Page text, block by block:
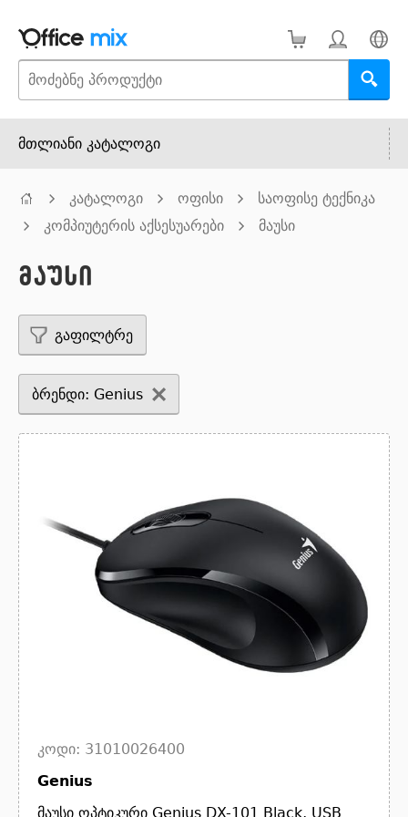
მთლიანი კატალოგი
კატალოგი ოფისი
საოფისე ტექნიკა
კომპიუტერის აქსესუარები
მაუსი
მაუსი
გაფილტრე
ბრენდი: Genius
კოდი: 31010026400
Genius
მაუსი ოპტიკური Genius DX-101 Black, USB